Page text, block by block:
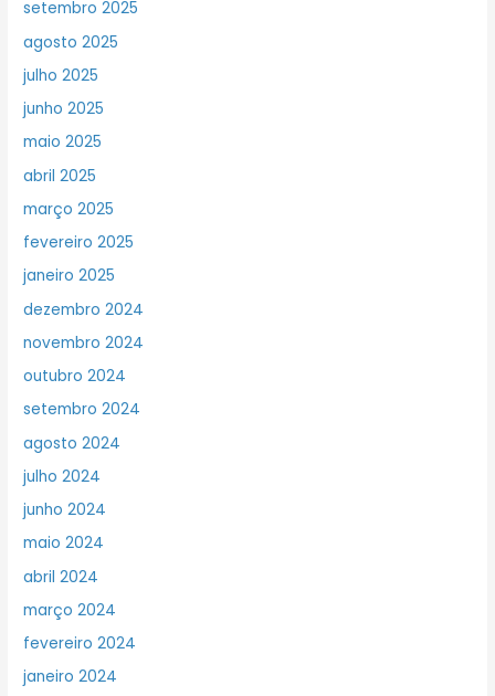
setembro 2025
agosto 2025
julho 2025
junho 2025
maio 2025
abril 2025
março 2025
fevereiro 2025
janeiro 2025
dezembro 2024
novembro 2024
outubro 2024
setembro 2024
agosto 2024
julho 2024
junho 2024
maio 2024
abril 2024
março 2024
fevereiro 2024
janeiro 2024